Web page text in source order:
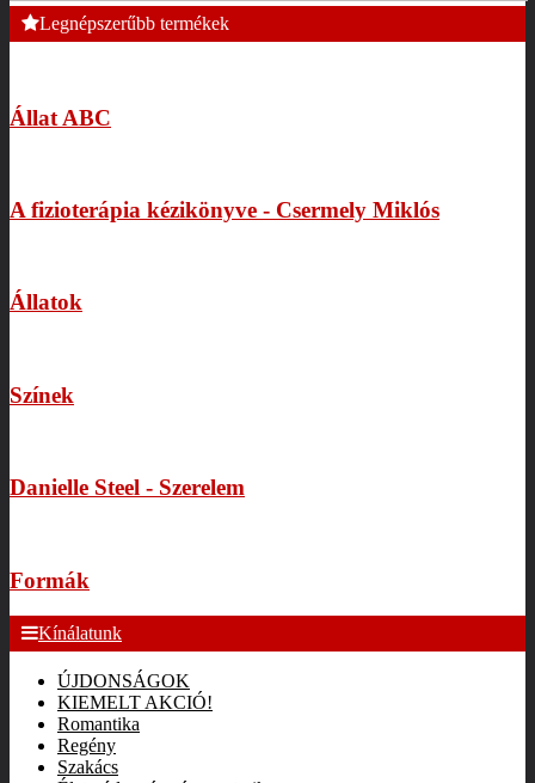
Legnépszerűbb termékek
Állat ABC
A fizioterápia kézikönyve - Csermely Miklós
Állatok
Színek
Danielle Steel - Szerelem
Formák
Kínálatunk
ÚJDONSÁGOK
KIEMELT AKCIÓ!
Romantika
Regény
Szakács